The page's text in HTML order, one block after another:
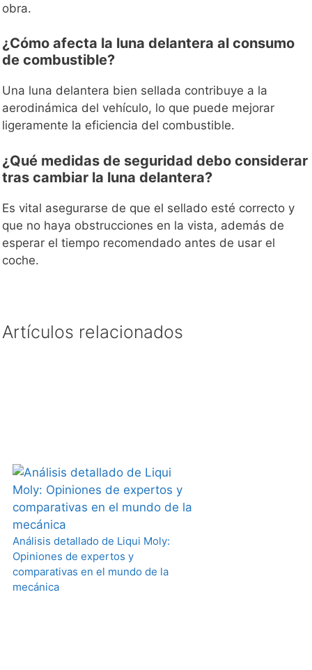
obra.
¿Cómo afecta la luna delantera al consumo
de combustible?
Una luna delantera bien sellada contribuye a la
aerodinámica del vehículo, lo que puede mejorar
ligeramente la eficiencia del combustible.
¿Qué medidas de seguridad debo considerar
tras cambiar la luna delantera?
Es vital asegurarse de que el sellado esté correcto y
que no haya obstrucciones en la vista, además de
esperar el tiempo recomendado antes de usar el
coche.
Artículos relacionados
Análisis detallado de Liqui Moly:
Opiniones de expertos y
comparativas en el mundo de la
mecánica